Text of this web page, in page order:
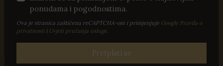
Ljubimci
Internet
Grijani bazen
ponudama i pogodnostima.
Ova je stranica zaštićena reCAPTCHA-om i primjenjuje Google Pravila o
privatnostii Uvjeti pružanja usluge
Pretplati se